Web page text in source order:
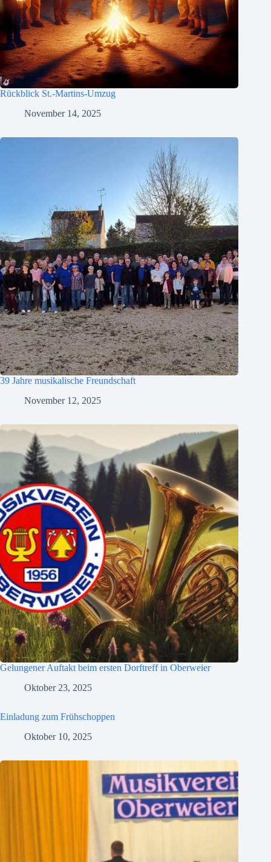
Rückblick St.-Martins-Umzug
November 14, 2025
39 Jahre musikalische Freundschaft
November 12, 2025
Gelungener Auftakt beim ersten Dorftreff in Oberweier
Oktober 23, 2025
Einladung zum Frühschoppen
Oktober 10, 2025